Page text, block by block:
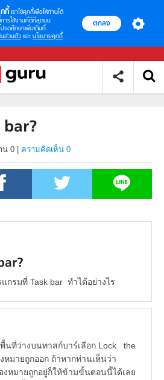
กกี้ เราใช้คุกกี้เพื่อให้ท่านได้
ารใช้งานที่ดีที่สุดบน
ปรดศึกษาเพิ่มเติมที่
นส่วนตัว และ นโยบายคุกกี้
ตกลง
น 0 ความคิดเห็น 0
กรมที่ Task bar ทำได้อย่างไร
ที่ว่างบนทาสก์บาร์เลือก Lock the
องหมายถูกออก ถ้าหากท่านเห็นว่า
งหมายถูกอยู่ก็ให้ข้ามขั้นตอนนี้ได้เลย